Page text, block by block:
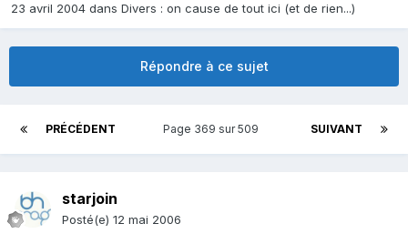
23 avril 2004 dans Divers : on cause de tout ici (et de rien...)
Répondre à ce sujet
PRÉCÉDENT SUIVANT
Page 369 sur 509
starjoin
Posté(e) 12 mai 2006